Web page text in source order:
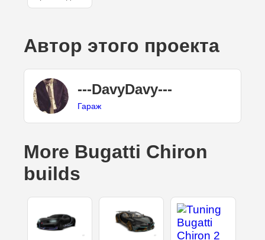
Автор этого проекта
---DavyDavy---
Гараж
More Bugatti Chiron
builds